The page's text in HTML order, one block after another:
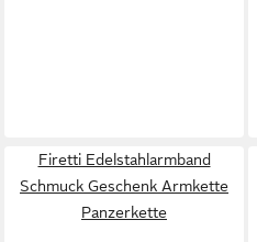
Firetti Edelstahlarmband
Schmuck Geschenk Armkette
Panzerkette